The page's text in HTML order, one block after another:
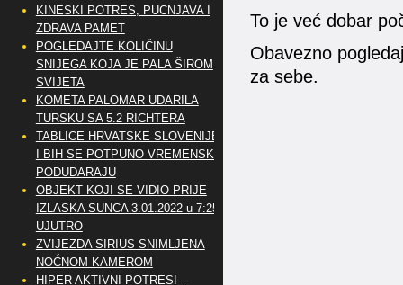
To je već dobar
Obavezno
za sebe.
KINESKI POTRES, PUCNJAVA I
ZDRAVA PAMET
POGLEDAJTE KOLIČINU
SNIJEGA KOJA JE PALA ŠIROM
SVIJETA
KOMETA PALOMAR UDARILA
TURSKU SA 5.2 RICHTERA
TABLICE HRVATSKE SLOVENIJE
I BIH SE POTPUNO VREMENSKI
PODUDARAJU
OBJEKT KOJI SE VIDIO PRIJE
IZLASKA SUNCA 3.01.2022 u 7:25
UJUTRO
ZVIJEZDA SIRIUS SNIMLJENA
NOĆNOM KAMEROM
HIPER AKTIVNI POTRESI –